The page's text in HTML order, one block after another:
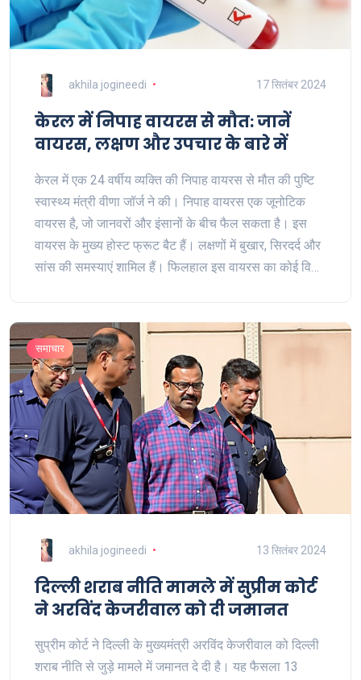
akhila jogineedi 17 सितंबर 2024
केरल में निपाह वायरस से मौत: जानें
वायरस, लक्षण और उपचार के बारे में
केरल में एक 24 वर्षीय व्यक्ति की निपाह वायरस से मौत की पुष्टि
स्वास्थ्य मंत्री वीणा जॉर्ज ने की। निपाह वायरस एक जूनोटिक
वायरस है, जो जानवरों और इंसानों के बीच फैल सकता है। इस
वायरस के मुख्य होस्ट फ्रूट बैट हैं। लक्षणों में बुखार, सिरदर्द और
सांस की समस्याएं शामिल हैं। फिलहाल इस वायरस का कोई विशेष
समाचार
akhila jogineedi 13 सितंबर 2024
दिल्ली शराब नीति मामले में सुप्रीम कोर्ट
ने अरविंद केजरीवाल को दी जमानत
सुप्रीम कोर्ट ने दिल्ली के मुख्यमंत्री अरविंद केजरीवाल को दिल्ली
शराब नीति से जुड़े मामले में जमानत दे दी है। यह फैसला 13